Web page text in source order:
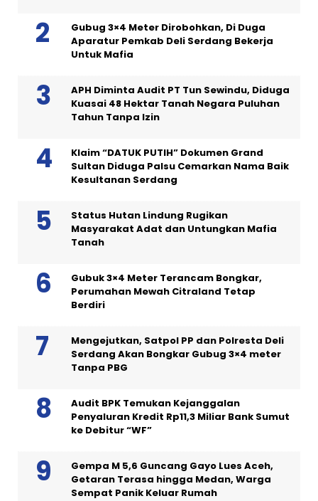
Gubug 3×4 Meter Dirobohkan, Di Duga
Aparatur Pemkab Deli Serdang Bekerja
Untuk Mafia
APH Diminta Audit PT Tun Sewindu, Diduga
Kuasai 48 Hektar Tanah Negara Puluhan
Tahun Tanpa Izin
Klaim “DATUK PUTIH” Dokumen Grand
Sultan Diduga Palsu Cemarkan Nama Baik
Kesultanan Serdang
Status Hutan Lindung Rugikan
Masyarakat Adat dan Untungkan Mafia
Tanah
Gubuk 3×4 Meter Terancam Bongkar,
Perumahan Mewah Citraland Tetap
Berdiri
Mengejutkan, Satpol PP dan Polresta Deli
Serdang Akan Bongkar Gubug 3×4 meter
Tanpa PBG
Audit BPK Temukan Kejanggalan
Penyaluran Kredit Rp11,3 Miliar Bank Sumut
ke Debitur “WF”
Gempa M 5,6 Guncang Gayo Lues Aceh,
Getaran Terasa hingga Medan, Warga
Sempat Panik Keluar Rumah